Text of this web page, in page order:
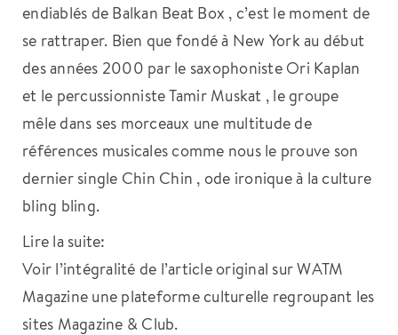
endiablés de Balkan Beat Box , c’est le moment de
se rattraper. Bien que fondé à New York au début
des années 2000 par le saxophoniste Ori Kaplan
et le percussionniste Tamir Muskat , le groupe
mêle dans ses morceaux une multitude de
références musicales comme nous le prouve son
dernier single Chin Chin , ode ironique à la culture
bling bling.
Lire la suite:
Voir l’intégralité de l’article original sur WATM
Magazine une plateforme culturelle regroupant les
sites Magazine & Club.